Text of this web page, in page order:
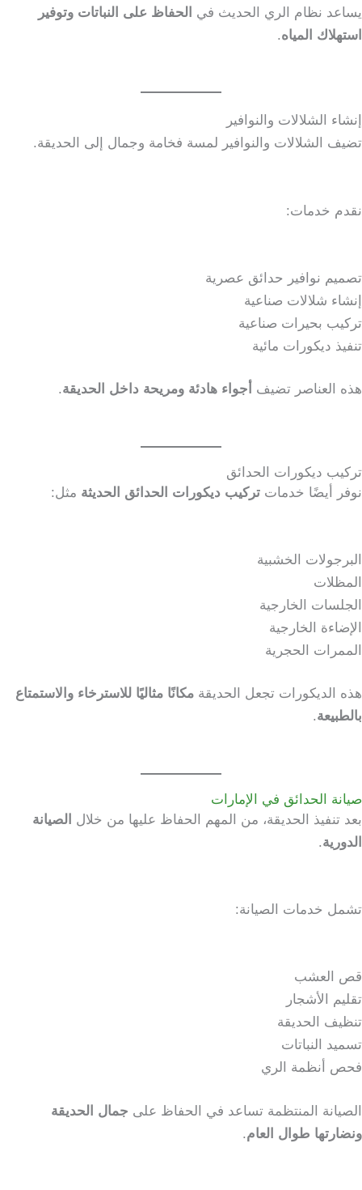
يساعد نظام الري الحديث في الحفاظ على النباتات وتوفير
استهلاك المياه.
إنشاء الشلالات والنوافير
تضيف الشلالات والنوافير لمسة فخامة وجمال إلى الحديقة.
نقدم خدمات:
تصميم نوافير حدائق عصرية
إنشاء شلالات صناعية
تركيب بحيرات صناعية
تنفيذ ديكورات مائية
هذه العناصر تضيف أجواء هادئة ومريحة داخل الحديقة.
تركيب ديكورات الحدائق
نوفر أيضًا خدمات تركيب ديكورات الحدائق الحديثة مثل:
البرجولات الخشبية
المظلات
الجلسات الخارجية
الإضاءة الخارجية
الممرات الحجرية
هذه الديكورات تجعل الحديقة مكانًا مثاليًا للاسترخاء والاستمتاع
بالطبيعة.
صيانة الحدائق في الإمارات
بعد تنفيذ الحديقة، من المهم الحفاظ عليها من خلال الصيانة
الدورية.
تشمل خدمات الصيانة:
قص العشب
تقليم الأشجار
تنظيف الحديقة
تسميد النباتات
فحص أنظمة الري
الصيانة المنتظمة تساعد في الحفاظ على جمال الحديقة
ونضارتها طوال العام.